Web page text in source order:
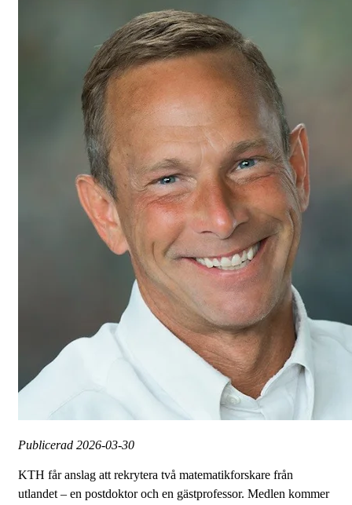
Publicerad 2026-03-30
KTH får anslag att rekrytera två matematikforskare från
utlandet – en postdoktor och en gästprofessor. Medlen kommer